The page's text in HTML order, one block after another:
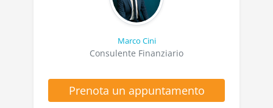
Marco Cini
Consulente Finanziario
Prenota un appuntamento